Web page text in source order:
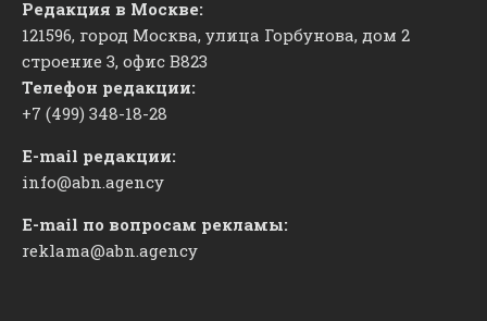
Редакция в Москве:
121596, город Москва, улица Горбунова, дом 2
строение 3, офис ​В823
Телефон редакции:
+7 (499) 348-18-28
E-mail редакции:
info@abn.agency
E-mail по вопросам рекламы:
reklama@abn.agency